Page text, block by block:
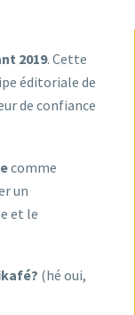
2019. Cette
éditoriale de
de confiance
comme
un
et le
(hé oui,